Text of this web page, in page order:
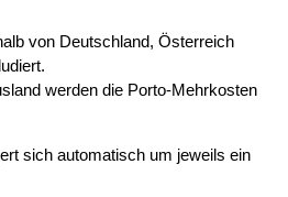
von Deutschland, Österreich
werden die Porto-Mehrkosten
sich automatisch um jeweils ein